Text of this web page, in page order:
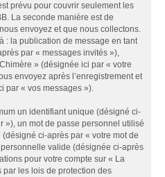
prévu pour couvrir seulement les
La seconde manière est de
envoyez et que nous collectons.
: la publication de message en tant
par « messages invités »),
» (désignée ici par « votre
envoyez après l’enregistrement et
par « vos messages »).
un identifiant unique (désigné ci-
»), un mot de passe personnel utilisé
ci-après par « votre mot de
valide (désignée ci-après
pour votre compte sur « La
par les lois de protection des